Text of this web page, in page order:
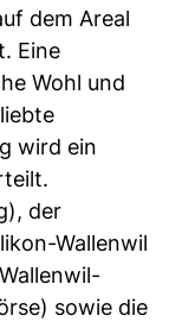
dem Areal
Eine
Wohl und
wird ein
der
Wallenwil
sowie die